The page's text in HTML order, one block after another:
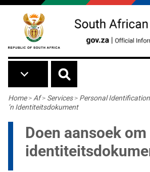
Skip to main content
Breadcrumb
Home> Af> Services> Personal Identification
’n Identiteitsdokument
Doen aansoek om